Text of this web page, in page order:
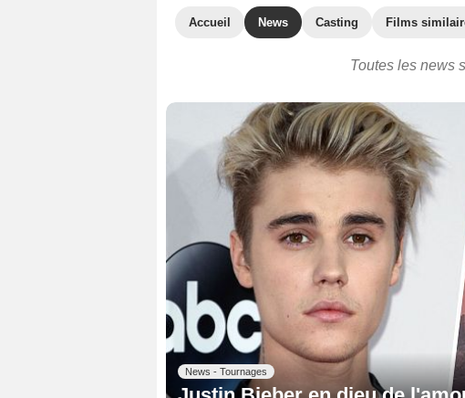
Accueil News Casting Films
Toutes les news
News - Tournages